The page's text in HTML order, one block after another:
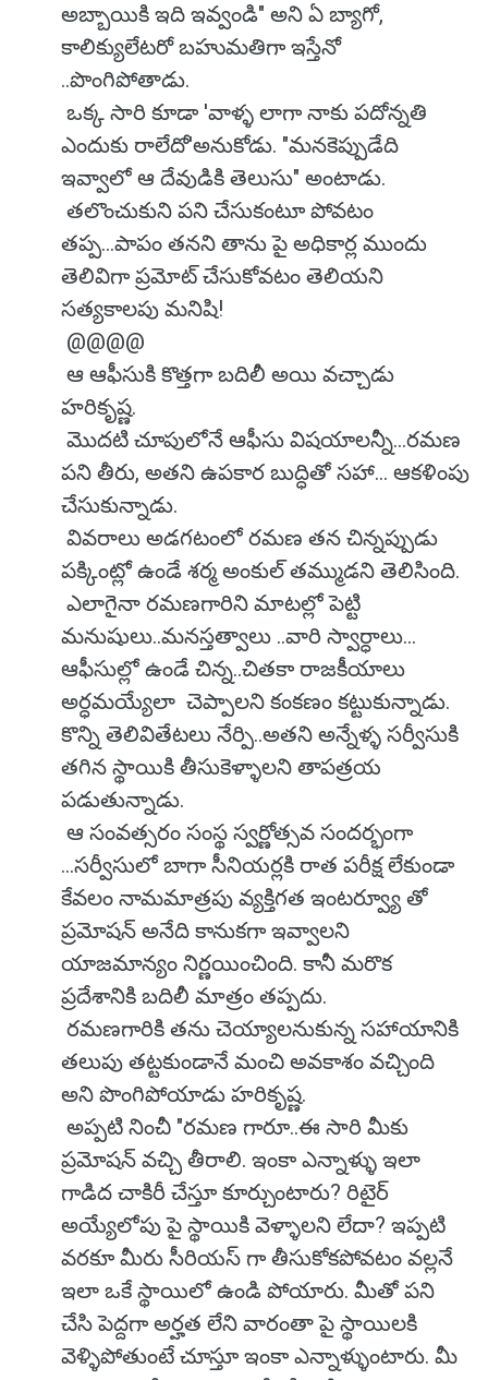
అబ్బాయికి ఇది ఇవ్వండి" అని ఏ బ్యాగో,
కాలిక్యులేటరో బహుమతిగా ఇస్తేనో
..పొంగిపోతాడు.
ఒక్క సారి కూడా 'వాళ్ళ లాగా నాకు పదోన్నతి
ఎందుకు రాలేదో'అనుకోడు. "మనకెప్పుడేది
ఇవ్వాలో ఆ దేవుడికి తెలుసు" అంటాడు.
తలొంచుకుని పని చేసుకంటూ పోవటం
తప్ప...పాపం తనని తాను పై అధికార్ల ముందు
తెలివిగా ప్రమోట్ చేసుకోవటం తెలియని
సత్యకాలపు మనిషి!
@@@@
ఆ ఆఫీసుకి కొత్తగా బదిలీ అయి వచ్చాడు
హరికృష్ణ.
మొదటి చూపులోనే ఆఫీసు విషయాలన్నీ...రమణ
పని తీరు, అతని ఉపకార బుద్ధితో సహా... ఆకళింపు
చేసుకున్నాడు.
వివరాలు అడగటంలో రమణ తన చిన్నప్పుడు
పక్కింట్లో ఉండే శర్మ అంకుల్ తమ్ముడని తెలిసింది.
ఎలాగైనా రమణగారిని మాటల్లో పెట్టి
మనుషులు..మనస్తత్వాలు ..వారి స్వార్ధాలు...
ఆఫీసుల్లో ఉండే చిన్న..చితకా రాజకీయాలు
అర్ధమయ్యేలా చెప్పాలని కంకణం కట్టుకున్నాడు.
కొన్ని తెలివితేటలు నేర్పి..అతని అన్నేళ్ళ సర్వీసుకి
తగిన స్థాయికి తీసుకెళ్ళాలని తాపత్రయ
పడుతున్నాడు.
ఆ సంవత్సరం సంస్థ స్వర్ణోత్సవ సందర్భంగా
...సర్వీసులో బాగా సీనియర్లకి రాత పరీక్ష లేకుండా
కేవలం నామమాత్రపు వ్యక్తిగత ఇంటర్వ్యూ తో
ప్రమోషన్ అనేది కానుకగా ఇవ్వాలని
యాజమాన్యం నిర్ణయించింది. కానీ మరొక
ప్రదేశానికి బదిలీ మాత్రం తప్పదు.
రమణగారికి తను చెయ్యాలనుకున్న సహాయానికి
తలుపు తట్టకుండానే మంచి అవకాశం వచ్చింది
అని పొంగిపోయాడు హరికృష్ణ.
అప్పటి నించీ "రమణ గారూ..ఈ సారి మీకు
ప్రమోషన్ వచ్చి తీరాలి. ఇంకా ఎన్నాళ్ళు ఇలా
గాడిద చాకిరీ చేస్తూ కూర్చుంటారు? రిటైర్
అయ్యేలోపు పై స్థాయికి వెళ్ళాలని లేదా? ఇప్పటి
వరకూ మీరు సీరియస్ గా తీసుకోకపోవటం వల్లనే
ఇలా ఒకే స్థాయిలో ఉండి పోయారు. మీతో పని
చేసి పెద్దగా అర్హత లేని వారంతా పై స్థాయిలకి
వెళ్ళిపోతుంటే చూస్తూ ఇంకా ఎన్నాళ్ళుంటారు. మీ